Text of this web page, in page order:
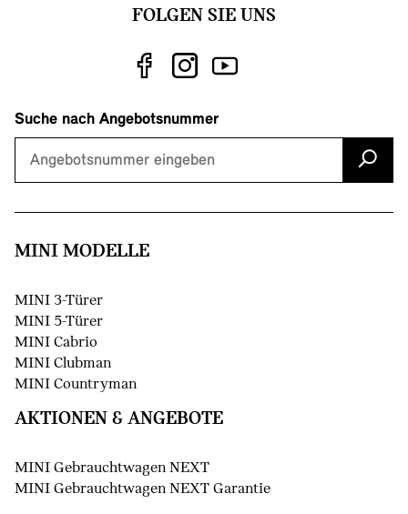
FOLGEN SIE UNS
Suche nach Angebotsnummer
MINI MODELLE
MINI 3-Türer
MINI 5-Türer
MINI Cabrio
MINI Clubman
MINI Countryman
AKTIONEN & ANGEBOTE
MINI Gebrauchtwagen NEXT
MINI Gebrauchtwagen NEXT Garantie